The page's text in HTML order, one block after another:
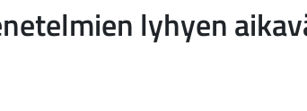
lyhyen